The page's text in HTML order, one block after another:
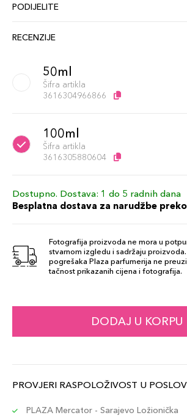
PODIJELITE
RECENZIJE
50ml
Šifra artikla
3616304966866
100ml
Šifra artikla
3616305880604
Dostupno. Dostava: 1 do 5 radnih dana
Besplatna dostava za narudžbe
Fotografija proizvoda ne mora u
stvarnom izgledu i sadržaju
pogrešaka Plaza parfumerija ne
tačnost prikazanih cijena i fotografija.
DODAJ U KORPU
PROVJERI RASPOLOŽIVOST U
PLAZA Mercator - Sarajevo Ložionička